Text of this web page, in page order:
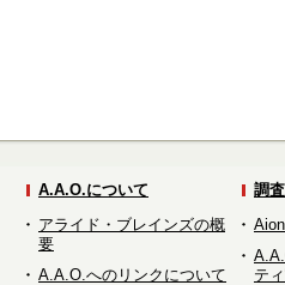
A.A.O.について
アライド・ブレインズの概
要
A.A.O.へのリンクについて
調
テ